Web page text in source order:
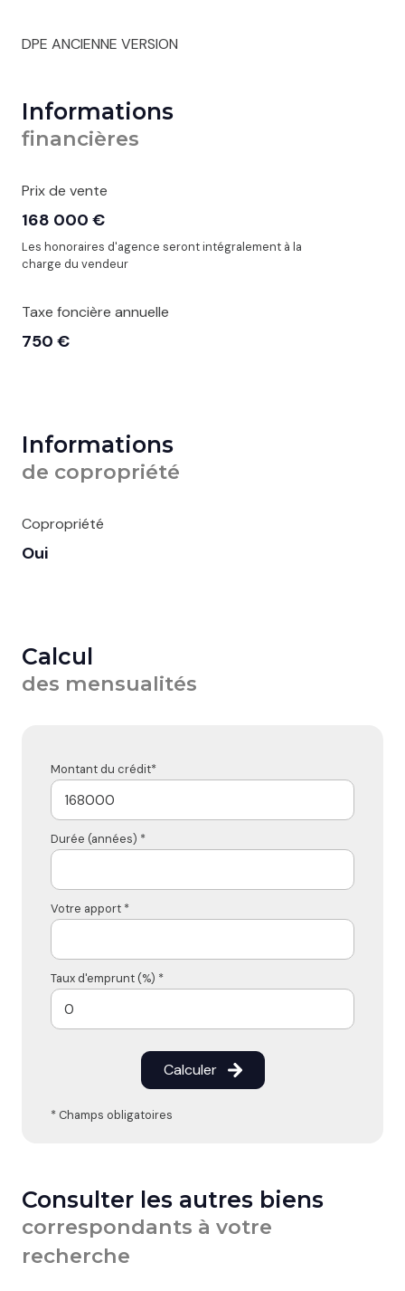
DPE ANCIENNE VERSION
Informations
financières
Prix de vente
168 000 €
Les honoraires d'agence seront intégralement à la
charge du vendeur
Taxe foncière annuelle
750 €
Informations
de copropriété
Copropriété
Oui
Calcul
des mensualités
Montant du crédit*
Durée (années) *
Votre apport *
Taux d'emprunt (%) *
Calculer
* Champs obligatoires
Consulter les autres biens
correspondants à votre
recherche